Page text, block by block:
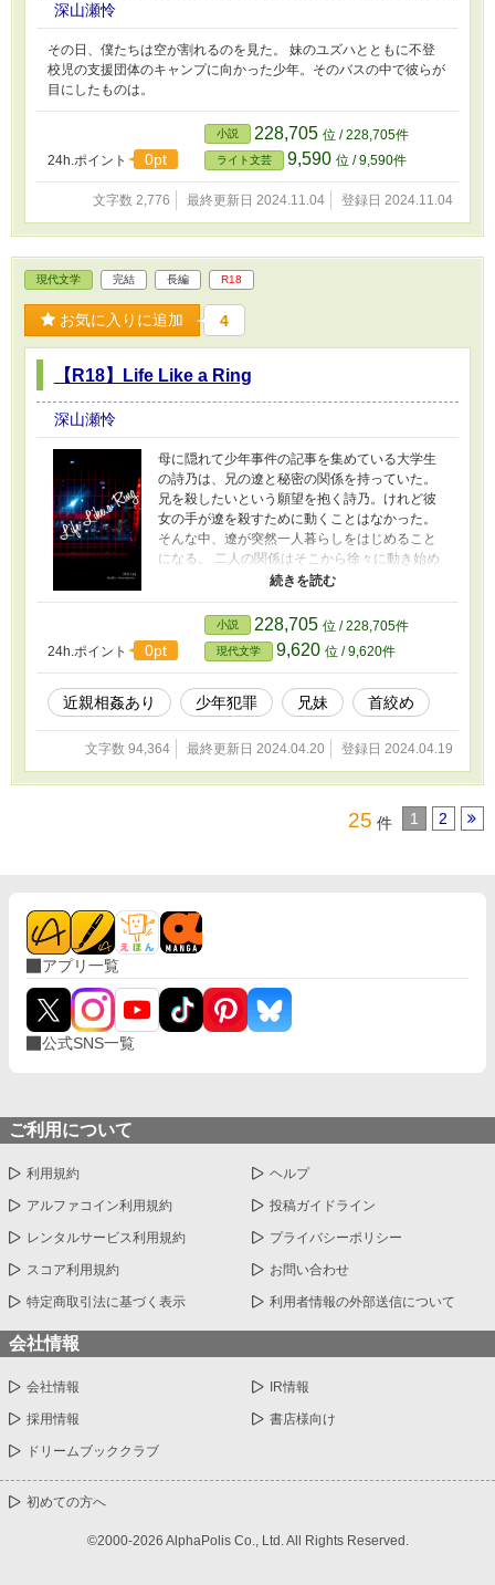
深山瀬怜
その日、僕たちは空が割れるのを見た。 妹のユズハとともに不登
校児の支援団体のキャンプに向かった少年。そのバスの中で彼らが
目にしたものは。
24h.ポイント 0pt
小説 228,705 位 / 228,705件
ライト文芸 9,590 位 / 9,590件
文字数 2,776 最終更新日 2024.11.04 登録日 2024.11.04
現代文学 完結 長編 R18
お気に入りに追加 4
【R18】Life Like a Ring
深山瀬怜
母に隠れて少年事件の記事を集めている大学生
の詩乃は、兄の遼と秘密の関係を持っていた。
兄を殺したいという願望を抱く詩乃。けれど彼
女の手が遼を殺すために動くことはなかった。
そんな中、遼が突然一人暮らしをはじめること
になる。 二人の関係はそこから徐々に動き始め
ていく。 兄を殺したい妹と、妹に殺されたい
兄。 二人の願望は運命のように噛み合っている
はずだった。 注意 ※この物語はフィクションで
す。実在の事件や人物などとは関係ありませ
ん。 ※作中に動物を殺傷するシーンがありま
す。苦手な方はご注意ください。
24h.ポイント 0pt
小説 228,705 位 / 228,705件
現代文学 9,620 位 / 9,620件
近親相姦あり 少年犯罪 兄妹 首絞め
文字数 94,364 最終更新日 2024.04.20 登録日 2024.04.19
25 件 1 2
アプリ一覧
公式SNS一覧
ご利用について
利用規約 ヘルプ
アルファコイン利用規約 投稿ガイドライン
レンタルサービス利用規約 プライバシーポリシー
スコア利用規約 お問い合わせ
特定商取引法に基づく表示 利用者情報の外部送信について
会社情報
会社情報 IR情報
採用情報 書店様向け
ドリームブッククラブ
初めての方へ
©2000-2026 AlphaPolis Co., Ltd. All Rights Reserved.